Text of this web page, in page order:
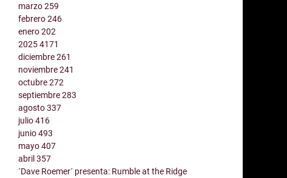
marzo259
febrero246
enero202
20254171
diciembre261
noviembre241
octubre272
septiembre283
agosto337
julio416
junio493
mayo407
abril357
´Dave Roemer´ presenta: Rumble at the Ridge